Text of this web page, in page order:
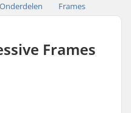
Onderdelen Frames
Frames